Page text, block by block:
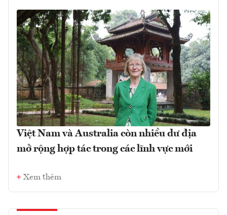
Việt Nam và Australia còn nhiều dư địa
mở rộng hợp tác trong các lĩnh vực mới
Xem thêm